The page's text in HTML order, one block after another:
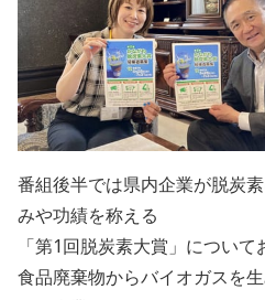
番組後半では県内企業が脱炭
みや功績を称える
「第1回脱炭素大賞」について
食品廃棄物からバイオガスを